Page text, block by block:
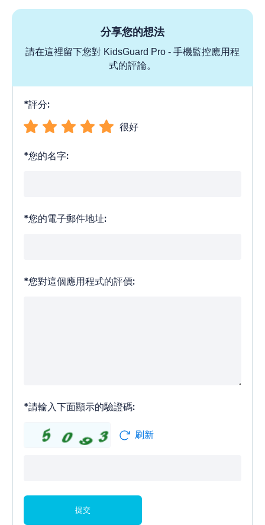
分享您的想法
請在這裡留下您對 KidsGuard Pro - 手機監控應用程
式的評論。
*評分:
很好
*您的名字:
*您的電子郵件地址:
*您對這個應用程式的評價:
*請輸入下面顯示的驗證碼:
刷新